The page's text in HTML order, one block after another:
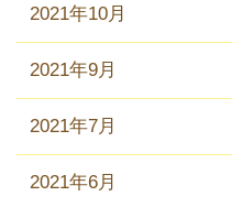
2021年10月
2021年9月
2021年7月
2021年6月